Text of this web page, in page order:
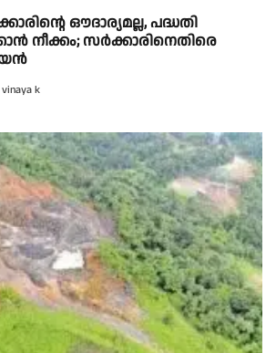
ഔദാര്യമല്ല, പദ്ധതി
നീക്കം; സർക്കാരിനെതിരെ
vinaya k